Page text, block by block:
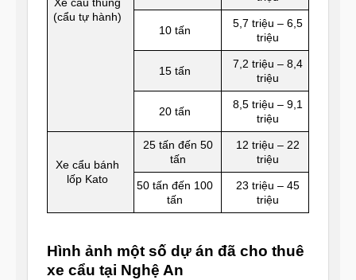
(cẩu tự hành)
10 tấn
5,7 triệu – 6,5
triệu
15 tấn
7,2 triệu – 8,4
triệu
20 tấn
8,5 triệu – 9,1
triệu
Xe cẩu bánh
lốp Kato
25 tấn đến 50
tấn
12 triệu – 22
triệu
50 tấn đến 100
tấn
23 triệu – 45
triệu
Hình ảnh một số dự án đã cho thuê
xe cẩu tại Nghệ An